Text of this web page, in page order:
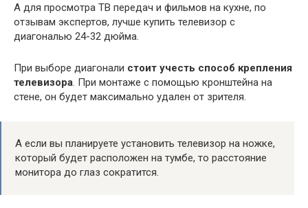
А для просмотра ТВ передач и фильмов на кухне, по
отзывам экспертов, лучше купить телевизор с
диагональю 24-32 дюйма.
При выборе диагонали стоит учесть способ крепления
телевизора. При монтаже с помощью кронштейна на
стене, он будет максимально удален от зрителя.
А если вы планируете установить телевизор на ножке,
который будет расположен на тумбе, то расстояние
монитора до глаз сократится.